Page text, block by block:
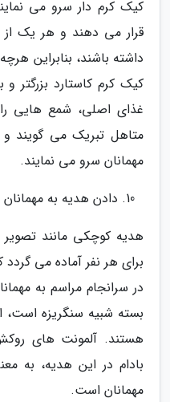
کیک کرم دار سرو می
داشته باشند، بنابراین
کیک کرم کاستارد
غذای اصلی، شمع هایی
متاهل تبریک می گویند
مهمانان سرو می نمایند.
دادن هدیه به
هدیه کوچکی مانند تصویر
در سرانجام مراسم به
بسته شبیه سنگریزه است،
هستند. آلمونت های
بادام در این هدیه، به
مهمانان است.